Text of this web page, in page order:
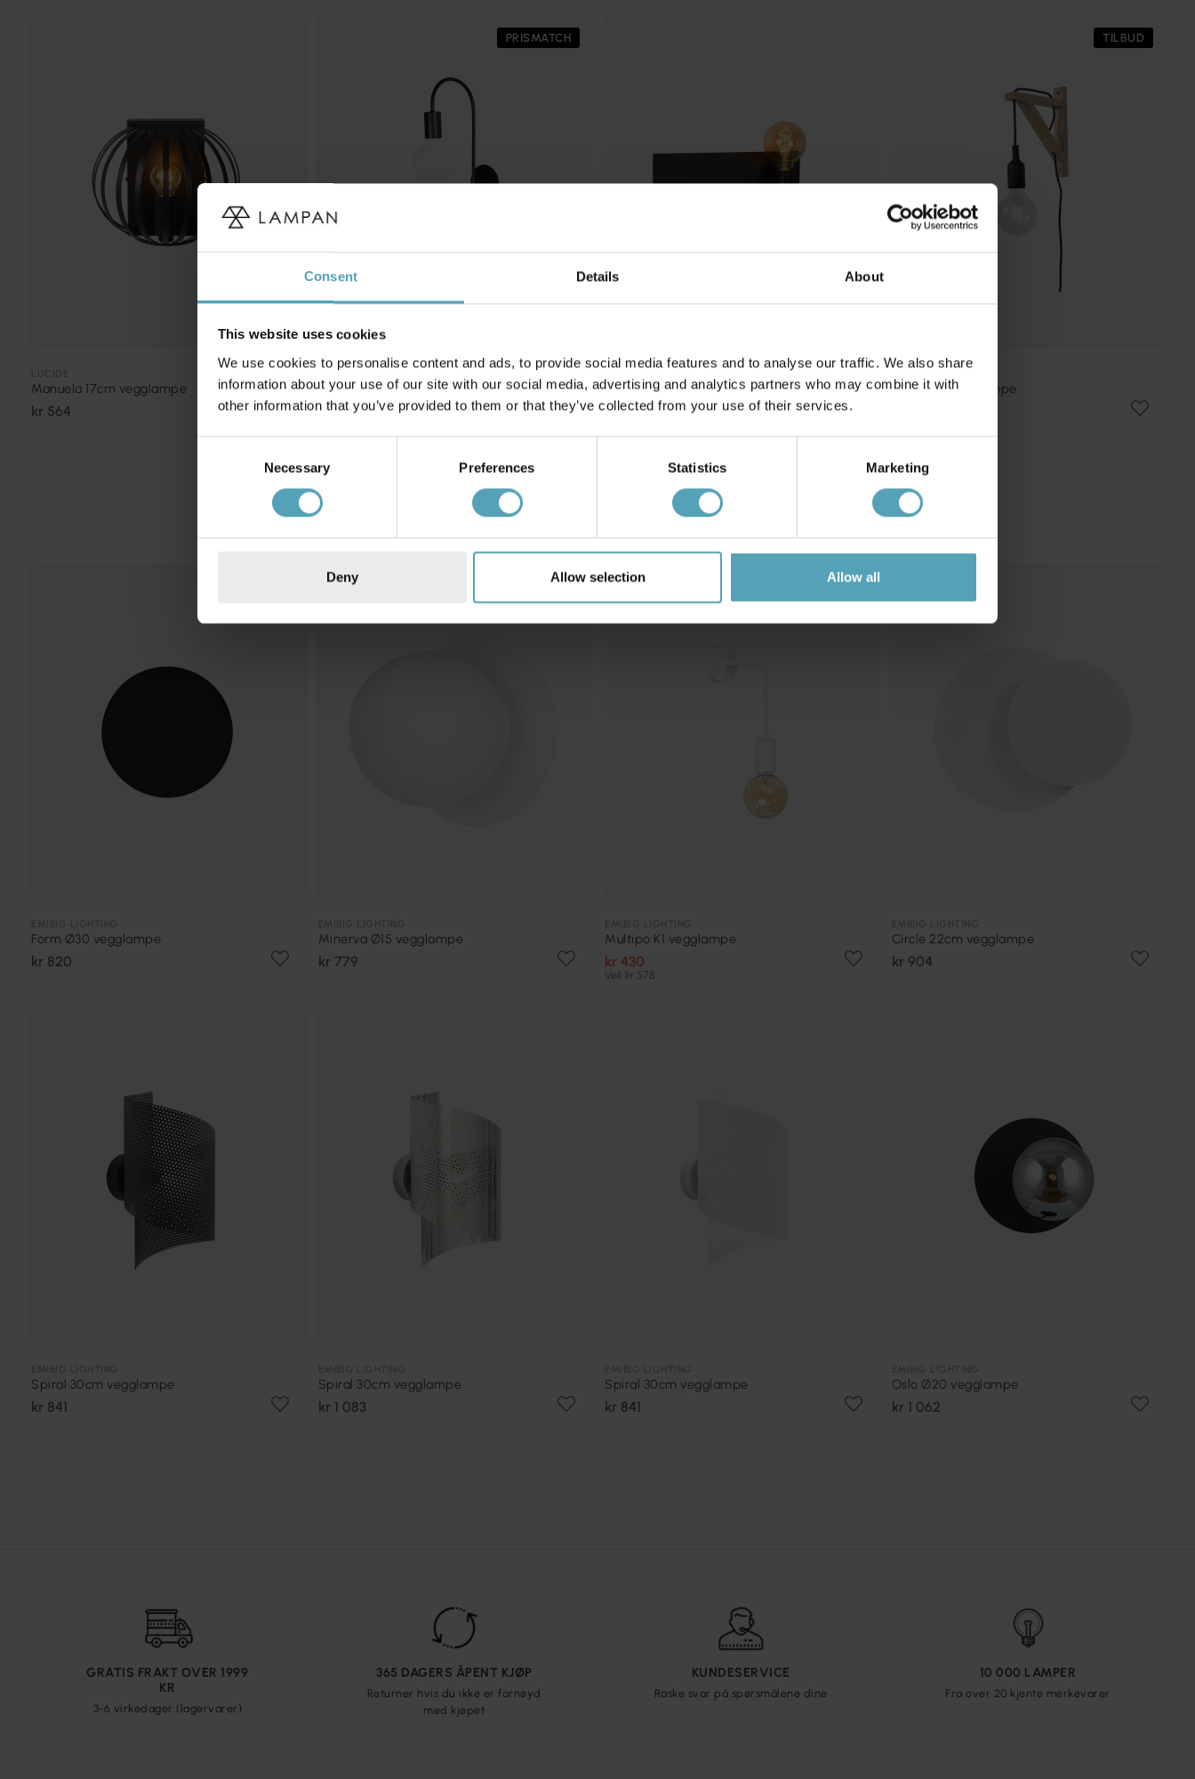
Consent Details About
This website uses cookies
We use cookies to personalise content and ads, to provide social media features and to analyse our traffic. We also share
information about your use of our site with our social media, advertising and analytics partners who may combine it with
other information that you’ve provided to them or that they’ve collected from your use of their services.
Necessary Preferences Statistics Marketing
Deny Allow selection Allow all
Manuela 17cm vegglampe
kr 564
PRISMATCH
GLOBEN LIGHTING
Grace 50cm vegglampe
kr 635
Sebo 35cm vegglampe
kr 479
TILBUD
Fix 22cm vegglampe
Andre kjøpte også
Form Ø30 vegglampe
kr 820
Minerva Ø15 vegglampe
kr 779
Multipo K1 vegglampe
kr 430
Veil. kr 578
Circle 22cm vegglampe
kr 904
Spiral 30cm vegglampe
kr 841
Spiral 30cm vegglampe
kr 1 083
Spiral 30cm vegglampe
kr 841
Oslo Ø20 vegglampe
kr 1 062
GRATIS FRAKT OVER 1999
KR
3-6 virkedager (lagervarer)
365 DAGERS ÅPENT KJØP
Returner hvis du ikke er fornøyd
med kjøpet
KUNDESERVICE
Raske svar på spørsmålene dine
10 000 LAMPER
Fra over 20 kjente merkevarer